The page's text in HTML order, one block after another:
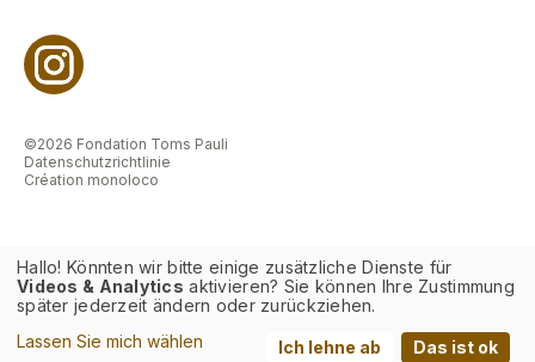
©2026 Fondation Toms Pauli
Datenschutzrichtlinie
Création monoloco
Hallo! Könnten wir bitte einige zusätzliche Dienste für
Videos & Analytics aktivieren? Sie können Ihre Zustimmung
später jederzeit ändern oder zurückziehen.
Lassen Sie mich wählen
Ich lehne ab Das ist ok